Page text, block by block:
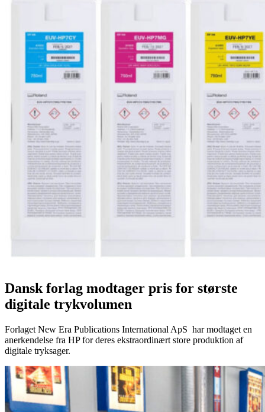
Dansk forlag modtager pris for største
digitale trykvolumen
Forlaget New Era Publications International ApS har modtaget en
anerkendelse fra HP for deres ekstraordinært store produktion af
digitale tryksager.